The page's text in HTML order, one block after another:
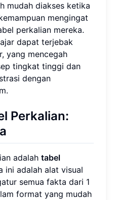
mudah diakses ketika
mengingat
perkalian mereka.
dapat terjebak
yang mencegah
tingkat tinggi dan
dengan
Perkalian:
adalah tabel
ini adalah alat visual
semua fakta dari 1
format yang mudah